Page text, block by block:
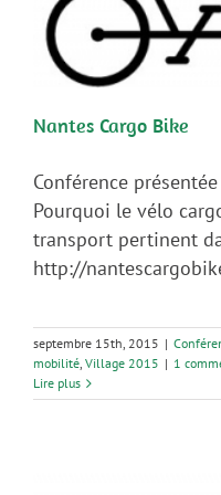
Nantes Cargo Bike
Conférence
Pourquoi le vélo
transport pertinent
http://
septembre 15th, 2015 |
mobilité, Village 2015 | 1
Lire plus